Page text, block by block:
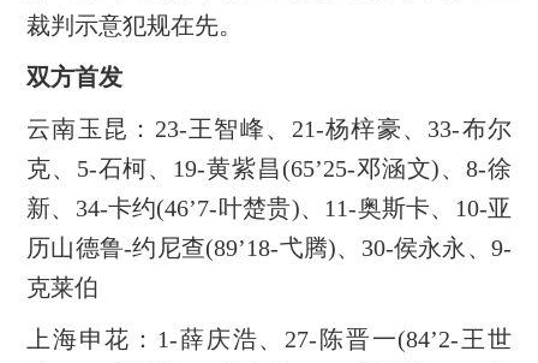
裁判示意犯规在先。
双方首发
云南玉昆：23-王智峰、21-杨梓豪、33-布尔
克、5-石柯、19-黄紫昌(65’25-邓涵文)、8-徐
新、34-卡约(46’7-叶楚贵)、11-奥斯卡、10-亚
历山德鲁-约尼查(89’18-弋腾)、30-侯永永、9-
克莱伯
上海申花：1-薛庆浩、27-陈晋一(84’2-王世